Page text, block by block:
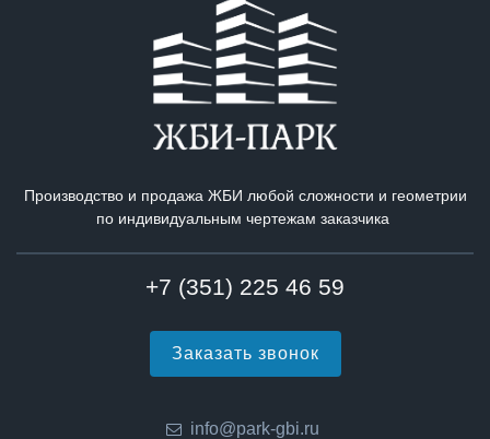
Производство и продажа ЖБИ любой сложности и геометрии
по индивидуальным чертежам заказчика
+7 (351) 225 46 59
Заказать звонок
info@park-gbi.ru